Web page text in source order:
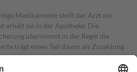
Medikamente stellt der Arzt ein
erhält sie in der Apotheke. Die
übernimmt in der Regel die
trägt einen Teil davon als Zuzahlung
Zuzahlungen in Höhe von zehn